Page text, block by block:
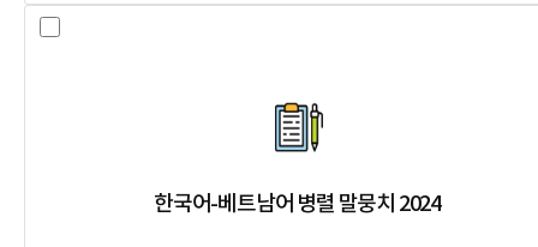
한국어-베트남어 병렬 말뭉치 2024